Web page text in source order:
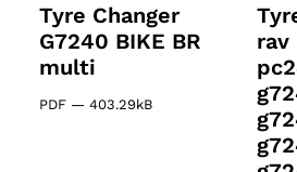
Tyre Changer
G7240 BIKE BR
multi
PDF — 403.29kB
rav